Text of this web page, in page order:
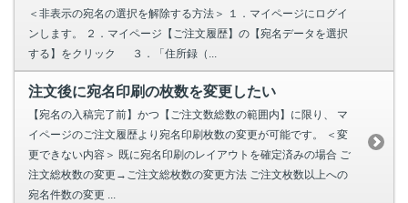
＜非表示の宛名の選択を解除する方法＞ １．マイページにログイ
ンします。 ２．マイページ【ご注文履歴】の【宛名データを選択
する】をクリック ３．「住所録（...
注文後に宛名印刷の枚数を変更したい
【宛名の入稿完了前】かつ【ご注文数総数の範囲内】に限り、 マ
イページのご注文履歴より宛名印刷枚数の変更が可能です。 ＜変
更できない内容＞ 既に宛名印刷のレイアウトを確定済みの場合 ご
注文総枚数の変更→ご注文総枚数の変更方法 ご注文枚数以上への
宛名件数の変更 ...